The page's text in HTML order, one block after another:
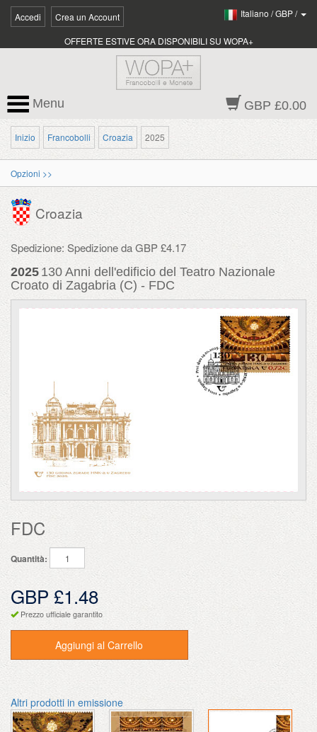
Accedi Crea un Account Italiano /GBP/
OFFERTE ESTIVE ORA DISPONIBILI SU WOPA+
GBP £0.00
Menu
Inizio Francobolli Croazia 2025
Opzioni >>
Croazia
Spedizione: Spedizione da GBP £4.17
2025 130 Anni dell'edificio del Teatro Nazionale
Croato di Zagabria (C) - FDC
FDC
Quantità:
GBP £1.48
Prezzo ufficiale garantito
Aggiungi al Carrello
Altri prodotti in emissione